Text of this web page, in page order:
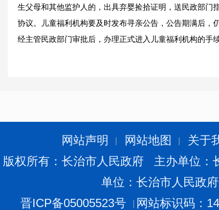
生父母和其他监护人的，出具弃婴捡拾证明，送民政部门
协议。儿童福利机构要及时发布寻亲公告，公告期满后，
经主管民政部门审批后，办理正式进入儿童福利机构的手
的，收留人常住户口所在地的乡（镇）人民政府、街道
留人坚持自行抚养又符合家庭寄养条件的，当地儿童福利
照《家庭寄养管理暂行办法》指导和监管。
网站声明 网站地图
关于
版权所有：长治市人民政府 主办单位
单位：长治市人民政
晋ICP备05005523号
网站标识码：